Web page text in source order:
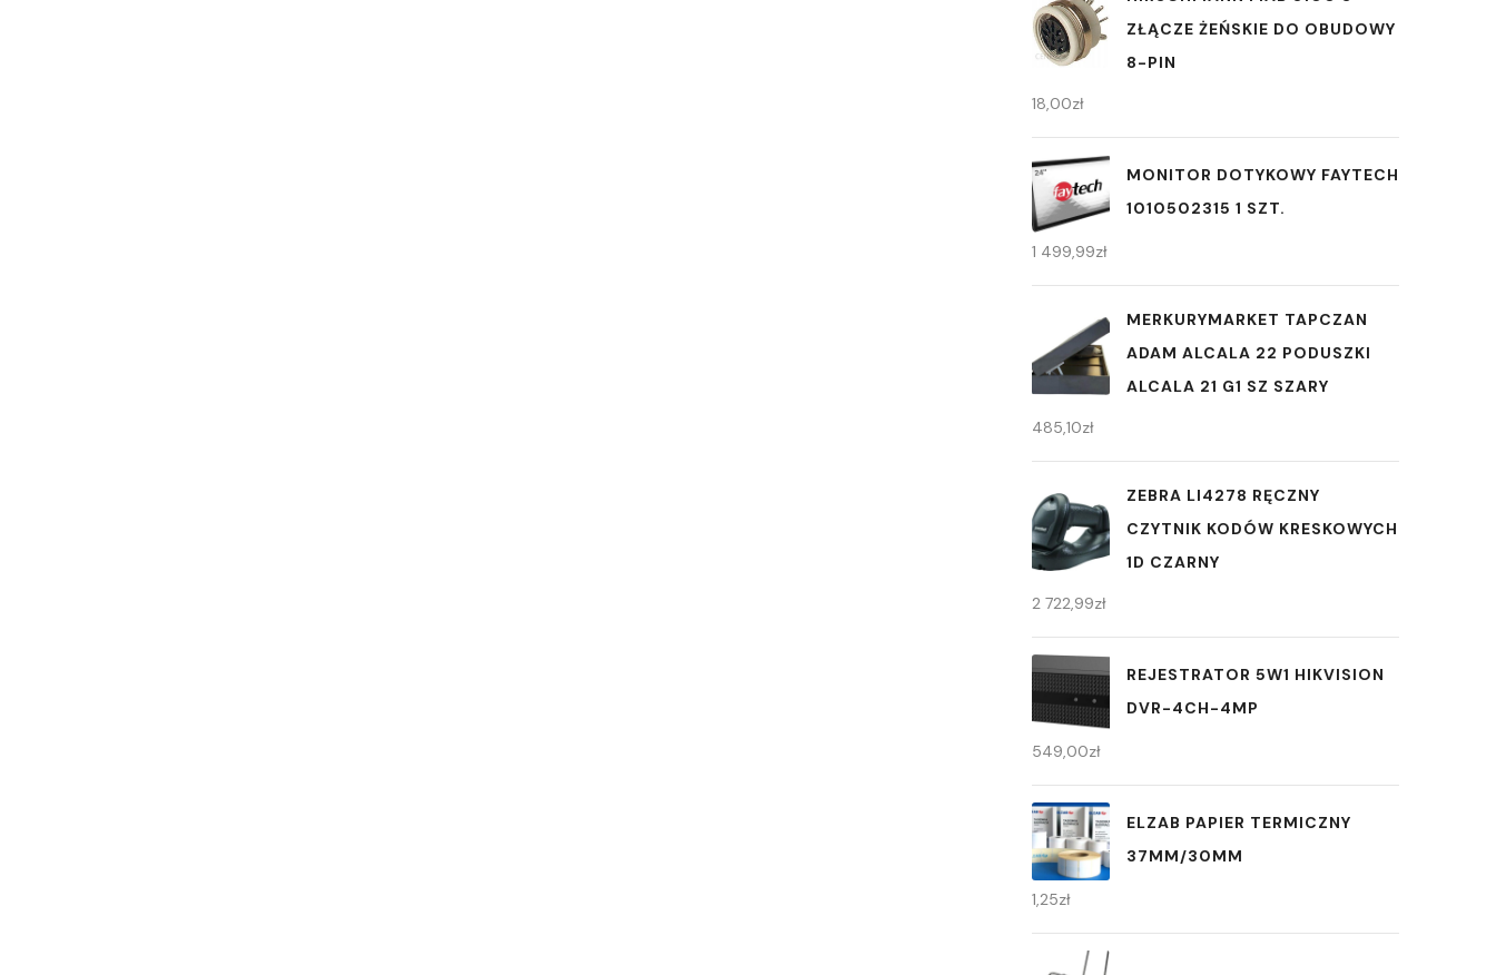
ZŁĄCZE ŻEŃSKIE DO OBUDOWY
8-PIN
18,00zł
MONITOR DOTYKOWY FAYTECH
1010502315 1 SZT.
1 499,99zł
MERKURYMARKET TAPCZAN
ADAM ALCALA 22 PODUSZKI
ALCALA 21 G1 SZ SZARY
485,10zł
ZEBRA LI4278 RĘCZNY
CZYTNIK KODÓW KRESKOWYCH
1D CZARNY
2 722,99zł
REJESTRATOR 5W1 HIKVISION
DVR-4CH-4MP
549,00zł
ELZAB PAPIER TERMICZNY
37MM/30MM
1,25zł